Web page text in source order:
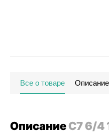
Все о товаре Описание
ОписаниеC7 6/4